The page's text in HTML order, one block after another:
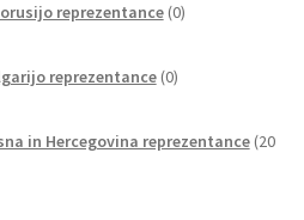
reprezentance 0izdelkov
reprezentance 0izdelkov
in Hercegovina reprezentance 20